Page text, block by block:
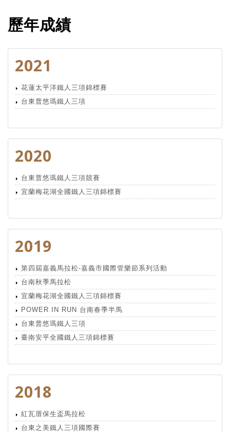
歷年成績
2021
花蓮太平洋鐵人三項錦標賽
台東普悠瑪鐵人三項
2020
台東普悠瑪鐵人三項競賽
宜蘭梅花湖全國鐵人三項錦標賽
2019
第四屆嘉義馬拉松-嘉義市國際管樂節系列活動
台南秋季馬拉松
宜蘭梅花湖全國鐵人三項錦標賽
POWER IN RUN 台南春季半馬
台東普悠瑪鐵人三項
臺南安平全國鐵人三項錦標賽
2018
紅瓦厝保生盃馬拉松
台東之美鐵人三項國際賽